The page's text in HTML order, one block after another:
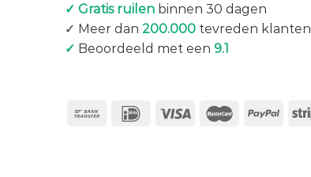
✓ Gratis ruilenbinnen 30 dagen
✓ Meer dan 200.000tevreden klanten
✓ Beoordeeld met een 9.1